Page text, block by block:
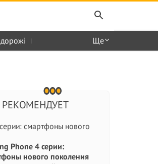
Ще
Phone 4 серии:
нового поколения